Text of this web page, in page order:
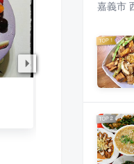
阿莎莉日本料
嘉義市